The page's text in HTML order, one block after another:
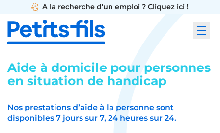
A la recherche d'un emploi ? Cliquez ici !
Aide à domicile pour personnes
en situation de handicap
Nos prestations d’aide à la personne sont
disponibles 7 jours sur 7, 24 heures sur 24.